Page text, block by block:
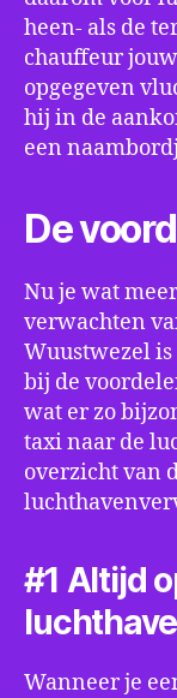
heen- als de
chauffeur
opgegeven
hij in de
een
De
Nu je wat
verwachten
Wuustwezel
bij de
wat er zo
taxi naar de
overzicht van
#1 Altijd
Wanneer je